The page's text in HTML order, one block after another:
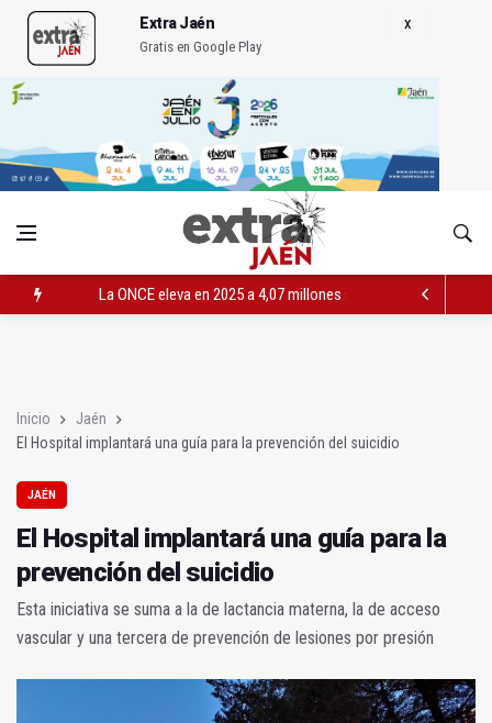
Extra Jaén
Gratis en Google Play
La ONCE eleva en 2025 a 4,07 millones su inversión social en
Inicio
Jaén
El Hospital implantará una guía para la prevención del suicidio
JAÉN
El Hospital implantará una guía para la
prevención del suicidio
Esta iniciativa se suma a la de lactancia materna, la de acceso
vascular y una tercera de prevención de lesiones por presión